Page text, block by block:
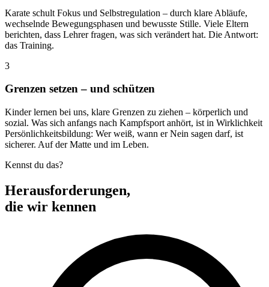
Karate schult Fokus und Selbstregulation – durch klare Abläufe,
wechselnde Bewegungsphasen und bewusste Stille. Viele Eltern
berichten, dass Lehrer fragen, was sich verändert hat. Die Antwort:
das Training.
3
Grenzen setzen – und schützen
Kinder lernen bei uns, klare Grenzen zu ziehen – körperlich und
sozial. Was sich anfangs nach Kampfsport anhört, ist in Wirklichkeit
Persönlichkeitsbildung: Wer weiß, wann er Nein sagen darf, ist
sicherer. Auf der Matte und im Leben.
Kennst du das?
Herausforderungen,
die wir kennen